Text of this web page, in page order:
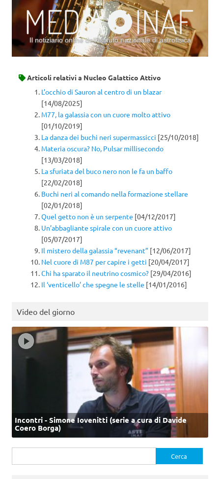
Il notiziario online dell’Istituto nazionale di astrofisica
Articoli relativi a Nucleo Galattico Attivo
L’occhio di Sauron al centro di un blazar
[14/08/2025]
M77, la galassia con un cuore molto attivo
[01/10/2019]
La danza dei buchi neri supermassicci [25/10/2018]
Materia oscura? No, Pulsar millisecondo
[13/03/2018]
La sfuriata del buco nero non le fa un baffo
[22/02/2018]
Buchi neri al comando nella formazione stellare
[02/01/2018]
Quel getto non è un serpente [04/12/2017]
Un’abbagliante spirale con un cuore attivo
[05/07/2017]
Il mistero della galassia “revenant” [12/06/2017]
Nel cuore di M87 per capire i getti [20/04/2017]
Chi ha sparato il neutrino cosmico? [29/04/2016]
Il ‘venticello’ che spegne le stelle [14/01/2016]
Video del giorno
Incontri - Simone Iovenitti (serie a cura di Davide
Coero Borga)
per: